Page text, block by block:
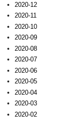
2020-12
2020-11
2020-10
2020-09
2020-08
2020-07
2020-06
2020-05
2020-04
2020-03
2020-02